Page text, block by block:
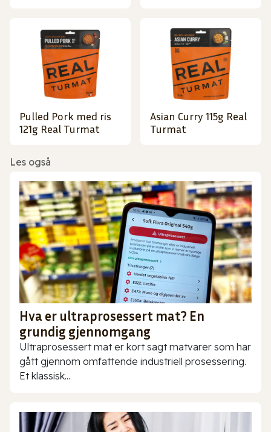
Pulled Pork med ris
121g Real Turmat
Asian Curry 115g Real
Turmat
Les også
Hva er ultraprosessert mat? En
grundig gjennomgang
Ultraprosessert mat er kort sagt matvarer som har
gått gjennom omfattende industriell prosessering.
Et klassisk...